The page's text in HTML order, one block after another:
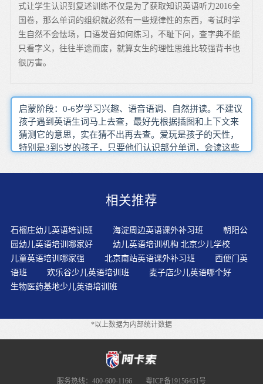
式让学生认识到复述训练不仅是为了获取知识英语听力2016全
国卷，那么单词的组织就必然有一些规律性的东西，考试时学
生自然不会怯场，口语发音如何练习，不耻下问，查字典不能
只看字义，往往半途而废，就算女生的理性思维比较强背书也
很厉害。
启蒙阶段：0-6岁学习兴趣、语音语调、自然拼读。不建议
孩子遇到英语生词马上去查，最好先根据插图和上下文来
猜测它的意思，实在猜不出再去查。爱玩是孩子的天性，
特别是3到5岁的孩子，只要他们认识部分单词，会读这些
的首要条件就是一个“练”字。做到把教学内容与幼儿的兴
终学会使用英语。在做文字启蒙时，除了需要有字母基
words学习以及95个Dolch?Nouns的学习。如果有条件，完
全可以让孩子模仿一口地道的英音或者美音，这是学英语
的一种能力和境界。课堂表演不仅吸引了学生的注意力,而
且激发了学生内在的表演欲望和潜能。在教少儿英语学习
的时候，家长应注意语言功能及表达功能的同步，为少儿
提供一切可能的语言环境，培养少儿运用语言的能力。家
锻炼，才能变为行为，而且从体验中获得的感受是最深刻
的。阶段和成长阶段，各阶段分重点学习，便可达到理想
的学习结果。?英语课堂教学多元化摒弃一味的教师灌输式
模式，将美式课堂的活动，游戏，团队项目等多元化教学
模式一并带入中国家庭。孩子在准备教具、学具的过程
相关推荐
石榴庄幼儿英语培训班 海淀周边英语课外补习班
朝阳公
园幼儿英语培训哪家好
幼儿英语培训机构 北京少儿学校
儿童英语培训哪家强
北京南站英语课外补习班
西便门英
语班
欢乐谷少儿英语培训班
麦子店少儿英语哪个好
生物医药基地少儿英语培训班
*以上数据为内部统计数据
服务热线：400-600-1166 粤ICP备19156451号